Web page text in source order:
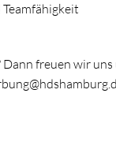
freuen wir